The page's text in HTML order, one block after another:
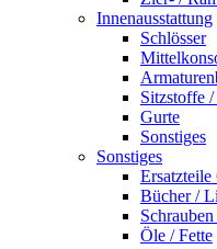
Innenausstattung
Schlösser
Sitzstoffe
Gurte
Sonstiges
Sonstiges
Bücher /
Öle / Fette